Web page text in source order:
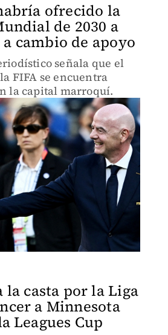
ofrecido la
de 2030 a
cambio de apoyo
señala que el
FIFA se encuentra
la capital marroquí.
la casta por la Liga
a Minnesota
Leagues Cup